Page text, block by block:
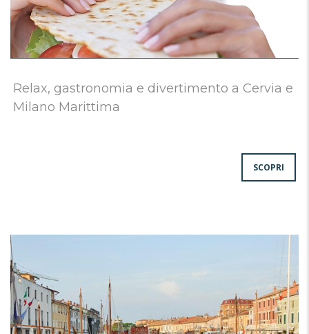
Relax, gastronomia e divertimento a Cervia e
Milano Marittima
SCOPRI